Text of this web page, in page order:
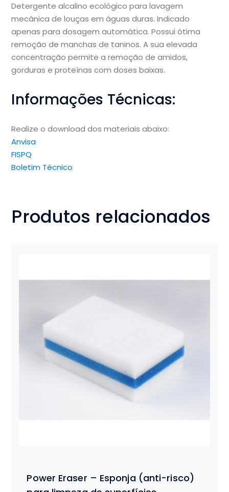
Detergente alcalino ecológico para lavagem
mecânica de louças em águas duras. Indicado
apenas para dosagem automática. Possui ótima
remoção de manchas de taninos. A sua elevada
concentração permite a remoção de amidos,
gorduras e proteínas com doses baixas.
Informações Técnicas:
Realize o download dos materiais abaixo:
Anvisa
FISPQ
Boletim Técnico
Produtos relacionados
Power Eraser – Esponja (anti-risco)